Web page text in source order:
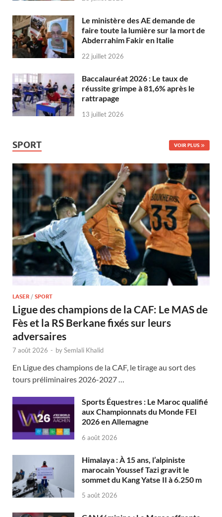
Le ministère des AE demande de
faire toute la lumière sur la mort de
Abderrahim Fakir en Italie
22 juillet 2026
Baccalauréat 2026 : Le taux de
réussite grimpe à 81,6% après le
rattrapage
13 juillet 2026
SPORT VOIR PLUS
LASER / SPORT
Ligue des champions de la CAF: Le MAS de
Fès et la RS Berkane fixés sur leurs
adversaires
7 août 2026 - bySemlali Khalid
En Ligue des champions de la CAF, le tirage au sort des
tours préliminaires 2026-2027 …
Sports Équestres : Le Maroc qualifié
aux Championnats du Monde FEI
2026 en Allemagne
6 août 2026
Himalaya : À 15 ans, l’alpiniste
marocain Youssef Tazi gravit le
sommet du Kang Yatse II à 6.250 m
5 août 2026